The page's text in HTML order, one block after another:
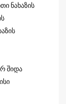
ნახაზის
შიდა